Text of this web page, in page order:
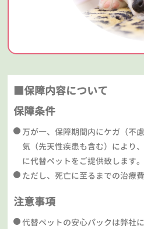
■保障内容について
保障条件
万が一、保障期間内にケガ（不
気（先天性疾患も含む）により
に代替ペットをご提供致します。
ただし、死亡に至るまでの治療
注意事項
代替ペットの安心パックは弊社